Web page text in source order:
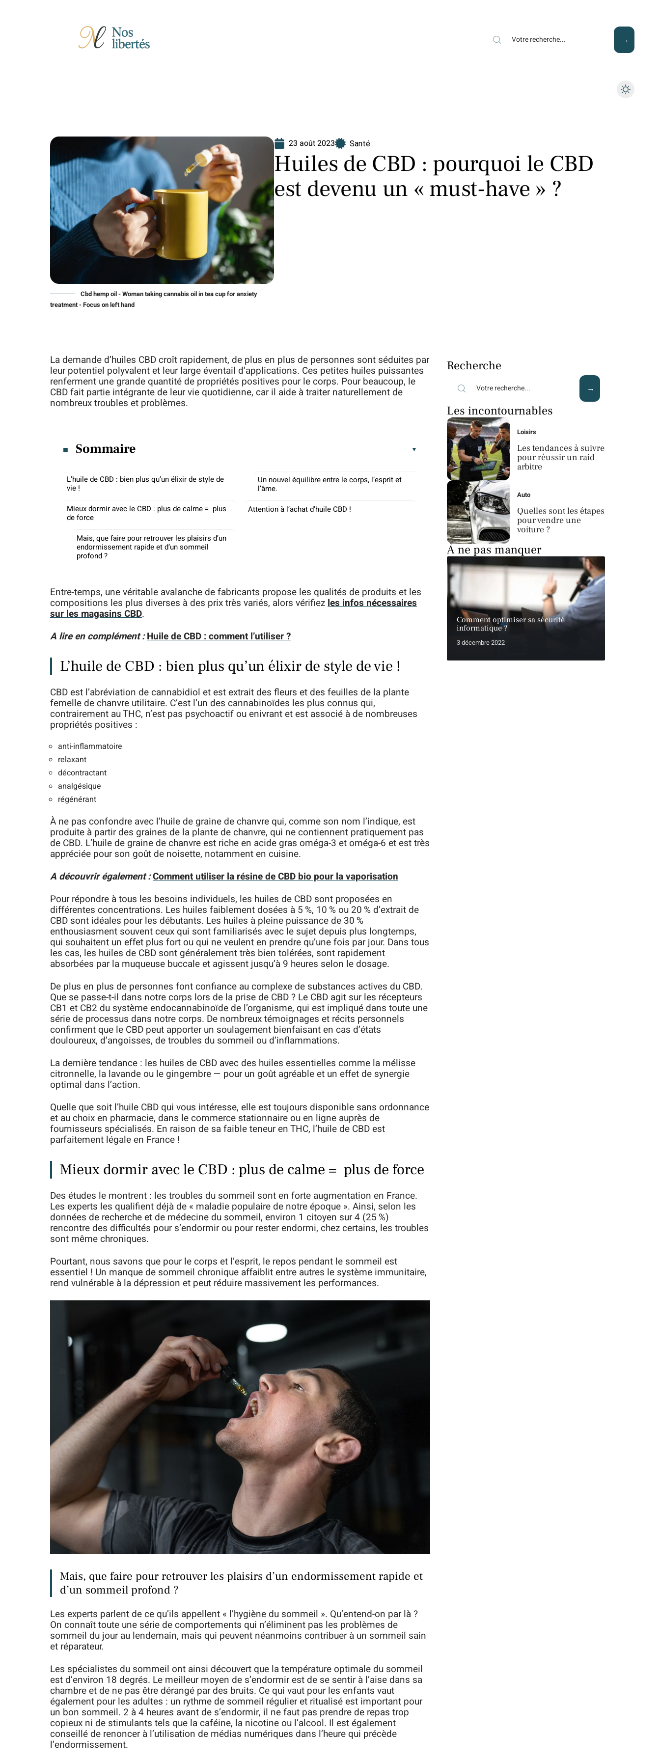
Cbd hemp oil - Woman taking cannabis oil in tea cup for anxiety
treatment - Focus on left hand
23 août 2023 Santé
Huiles de CBD : pourquoi le CBD
est devenu un « must-have » ?
La demande d’huiles CBD croît rapidement, de plus en plus de personnes sont séduites par
leur potentiel polyvalent et leur large éventail d’applications. Ces petites huiles puissantes
renferment une grande quantité de propriétés positives pour le corps. Pour beaucoup, le
CBD fait partie intégrante de leur vie quotidienne, car il aide à traiter naturellement de
nombreux troubles et problèmes.
Sommaire
L’huile de CBD : bien plus qu’un élixir de style de
vie !
Mieux dormir avec le CBD : plus de calme = plus
de force
Mais, que faire pour retrouver les plaisirs d’un
endormissement rapide et d’un sommeil
profond ?
Un nouvel équilibre entre le corps, l’esprit et
l’âme.
Attention à l’achat d’huile CBD !
Entre-temps, une véritable avalanche de fabricants propose les qualités de produits et les
compositions les plus diverses à des prix très variés, alors vérifiezles infos nécessaires
sur les magasins CBD.
A lire en complément :Huile de CBD : comment l’utiliser ?
L’huile de CBD : bien plus qu’un élixir de style de vie !
CBD est l’abréviation de cannabidiol et est extrait des fleurs et des feuilles de la plante
femelle de chanvre utilitaire. C’est l’un des cannabinoïdes les plus connus qui,
contrairement au THC, n’est pas psychoactif ou enivrant et est associé à de nombreuses
propriétés positives :
anti-inflammatoire
relaxant
décontractant
analgésique
régénérant
À ne pas confondre avec l’huile de graine de chanvre qui, comme son nom l’indique, est
produite à partir des graines de la plante de chanvre, qui ne contiennent pratiquement pas
de CBD. L’huile de graine de chanvre est riche en acide gras oméga-3 et oméga-6 et est très
appréciée pour son goût de noisette, notamment en cuisine.
A découvrir également :Comment utiliser la résine de CBD bio pour la vaporisation
Pour répondre à tous les besoins individuels, les huiles de CBD sont proposées en
différentes concentrations. Les huiles faiblement dosées à 5 %, 10 % ou 20 % d’extrait de
CBD sont idéales pour les débutants. Les huiles à pleine puissance de 30 %
enthousiasment souvent ceux qui sont familiarisés avec le sujet depuis plus longtemps,
qui souhaitent un effet plus fort ou qui ne veulent en prendre qu’une fois par jour. Dans tous
les cas, les huiles de CBD sont généralement très bien tolérées, sont rapidement
absorbées par la muqueuse buccale et agissent jusqu’à 9 heures selon le dosage.
De plus en plus de personnes font confiance au complexe de substances actives du CBD.
Que se passe-t-il dans notre corps lors de la prise de CBD ? Le CBD agit sur les récepteurs
CB1 et CB2 du système endocannabinoïde de l’organisme, qui est impliqué dans toute une
série de processus dans notre corps. De nombreux témoignages et récits personnels
confirment que le CBD peut apporter un soulagement bienfaisant en cas d’états
douloureux, d’angoisses, de troubles du sommeil ou d’inflammations.
La dernière tendance : les huiles de CBD avec des huiles essentielles comme la mélisse
citronnelle, la lavande ou le gingembre — pour un goût agréable et un effet de synergie
optimal dans l’action.
Quelle que soit l’huile CBD qui vous intéresse, elle est toujours disponible sans ordonnance
et au choix en pharmacie, dans le commerce stationnaire ou en ligne auprès de
fournisseurs spécialisés. En raison de sa faible teneur en THC, l’huile de CBD est
parfaitement légale en France !
Mieux dormir avec le CBD : plus de calme = plus de force
Des études le montrent : les troubles du sommeil sont en forte augmentation en France.
Les experts les qualifient déjà de « maladie populaire de notre époque ». Ainsi, selon les
données de recherche et de médecine du sommeil, environ 1 citoyen sur 4 (25 %)
rencontre des difficultés pour s’endormir ou pour rester endormi, chez certains, les troubles
sont même chroniques.
Pourtant, nous savons que pour le corps et l’esprit, le repos pendant le sommeil est
essentiel ! Un manque de sommeil chronique affaiblit entre autres le système immunitaire,
rend vulnérable à la dépression et peut réduire massivement les performances.
Mais, que faire pour retrouver les plaisirs d’un endormissement rapide et
d’un sommeil profond ?
Les experts parlent de ce qu’ils appellent « l’hygiène du sommeil ». Qu’entend-on par là ?
On connaît toute une série de comportements qui n’éliminent pas les problèmes de
sommeil du jour au lendemain, mais qui peuvent néanmoins contribuer à un sommeil sain
et réparateur.
Les spécialistes du sommeil ont ainsi découvert que la température optimale du sommeil
est d’environ 18 degrés. Le meilleur moyen de s’endormir est de se sentir à l’aise dans sa
chambre et de ne pas être dérangé par des bruits. Ce qui vaut pour les enfants vaut
également pour les adultes : un rythme de sommeil régulier et ritualisé est important pour
un bon sommeil. 2 à 4 heures avant de s’endormir, il ne faut pas prendre de repas trop
copieux ni de stimulants tels que la caféine, la nicotine ou l’alcool. Il est également
conseillé de renoncer à l’utilisation de médias numériques dans l’heure qui précède
l’endormissement.
Recherche
Les incontournables
Loisirs
Les tendances à suivre
pour réussir un raid
arbitre
Auto
Quelles sont les étapes
pour vendre une
voiture ?
À ne pas manquer
Comment optimiser sa sécurité
informatique ?
3 décembre 2022